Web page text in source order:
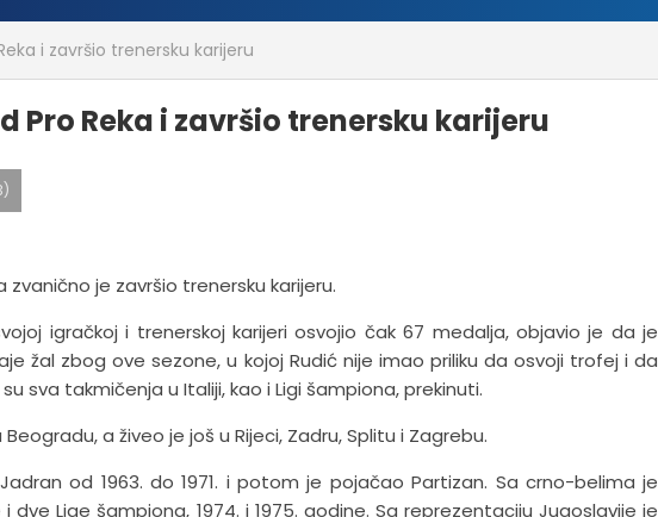
i završio trenersku karijeru
Pro Reka i završio trenersku karijeru
je završio trenersku karijeru.
igračkoj i trenerskoj karijeri osvojio čak 67 medalja, objavio je da je
žal zbog ove sezone, u kojoj Rudić nije imao priliku da osvoji trofej i da
sva takmičenja u Italiji, kao i Ligi šampiona, prekinuti.
a živeo je još u Rijeci, Zadru, Splitu i Zagrebu.
od 1963. do 1971. i potom je pojačao Partizan. Sa crno-belima je
Lige šampiona, 1974. i 1975. godine. Sa reprezentaciju Jugoslavije je